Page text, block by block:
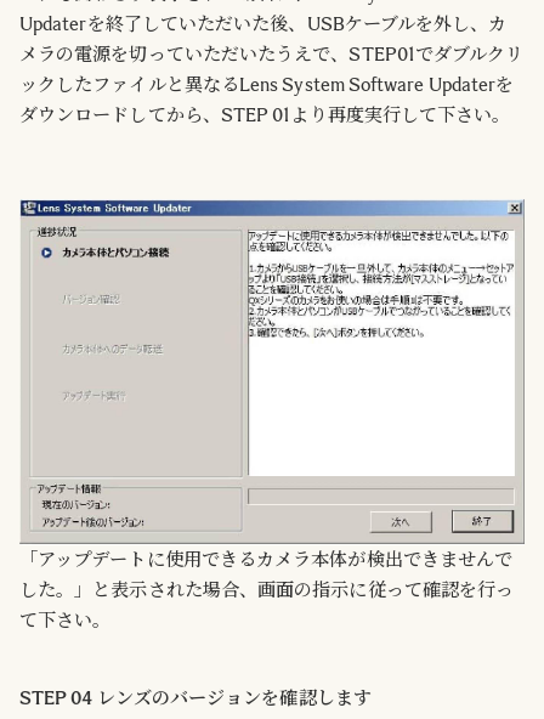
Updaterを終了していただいた後、USBケーブルを外し、カ
メラの電源を切っていただいたうえで、STEP01でダブルクリ
ックしたファイルと異なるLens System Software Updaterを
ダウンロードしてから、STEP 01より再度実行して下さい。
「アップデートに使用できるカメラ本体が検出できませんで
した。」と表示された場合、画面の指示に従って確認を行っ
て下さい。
STEP 04 レンズのバージョンを確認します